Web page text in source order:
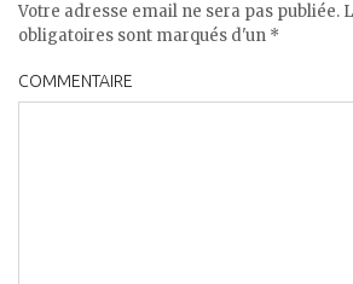
Votre adresse email ne sera pas publiée.
obligatoires sont marqués d'un *
COMMENTAIRE